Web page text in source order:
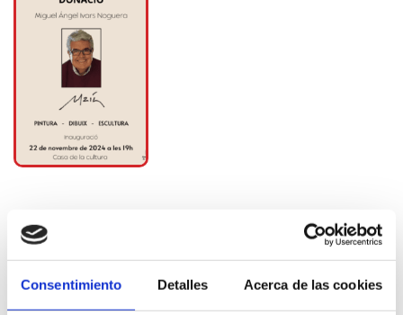
Consentimiento Detalles Acerca de las cookies